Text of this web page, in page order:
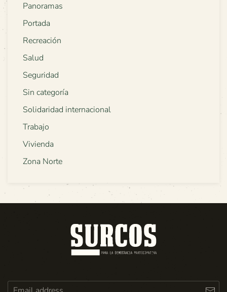
Panoramas
Portada
Recreación
Salud
Seguridad
Sin categoría
Solidaridad internacional
Trabajo
Vivienda
Zona Norte